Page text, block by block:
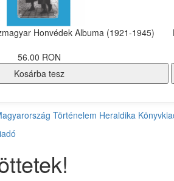
Honvédek Albuma (1921-1945)
56.00 RON
Kosárba tesz
Történelem Heraldika